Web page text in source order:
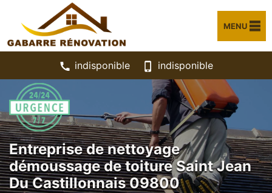
MENU
indisponible indisponible
Entreprise de nettoyage
démoussage de toiture Saint Jean
Du Castillonnais 09800